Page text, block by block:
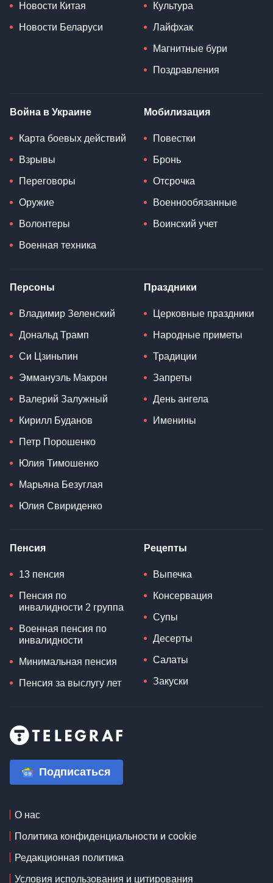
Новости Китая
Новости Беларуси
Культура
Лайфхак
Магнитные бури
Поздравления
Война в Украине
Карта боевых действий
Взрывы
Переговоры
Оружие
Волонтеры
Военная техника
Мобилизация
Повестки
Бронь
Отсрочка
Военнообязанные
Воинский учет
Персоны
Владимир Зеленский
Дональд Трамп
Си Цзиньпин
Эммануэль Макрон
Валерий Залужный
Кирилл Буданов
Петр Порошенко
Юлия Тимошенко
Марьяна Безуглая
Юлия Свириденко
Праздники
Церковные праздники
Народные приметы
Традиции
Запреты
День ангела
Именины
Пенсия
13 пенсия
Пенсия по
инвалидности 2 группа
Военная пенсия по
инвалидности
Минимальная пенсия
Пенсия за выслугу лет
Рецепты
Выпечка
Консервация
Супы
Десерты
Салаты
Закуски
Подписаться
О нас
Политика конфиденциальности и cookie
Редакционная политика
Условия использования и цитирования